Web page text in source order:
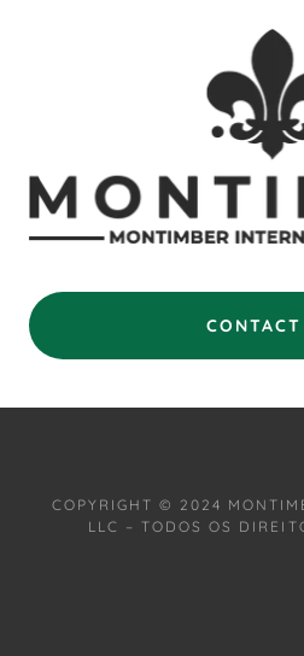
COPYRIGHT © 2024
LLC – TODOS OS